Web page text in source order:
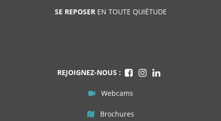
SE REPOSEREN TOUTE QUIÉTUDE
REJOIGNEZ-NOUS :
Webcams
Brochures